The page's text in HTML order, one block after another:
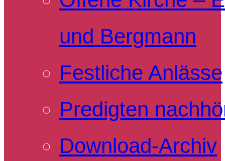
und Bergmann
Festliche Anlässe
Predigten
Download-Archiv